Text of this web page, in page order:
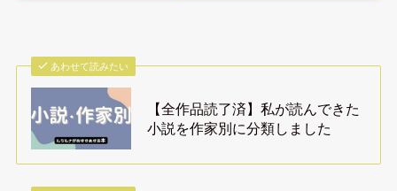
あわせて読みたい
【全作品読了済】私が読んできた
小説を作家別に分類しました